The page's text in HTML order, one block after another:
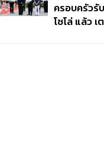
ครอบครัวรั
โซโล่ แล้ว